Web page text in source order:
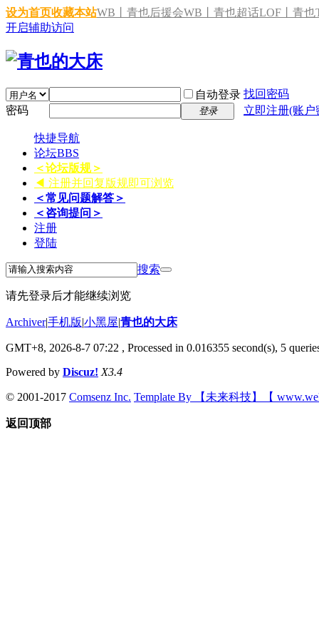
设为首页收藏本站WB丨青也后援会WB丨青也超话LOF丨青也
开启辅助访问
自动登录 找回密码
密码
登录 立即注册(账
快捷导航
论坛BBS
＜论坛版规＞
◀ 注册并回复版规即可浏览
＜常见问题解答＞
＜咨询提问＞
注册
登陆
搜索
请先登录后才能继续浏览
Archiver|手机版|小黑屋|青也的大床
GMT+8, 2026-8-7 07:22 , Processed in 0.016355 second(s), 5
Powered by Discuz! X3.4
© 2001-2017 Comsenz Inc. Template By 【未来科技】【
返回顶部